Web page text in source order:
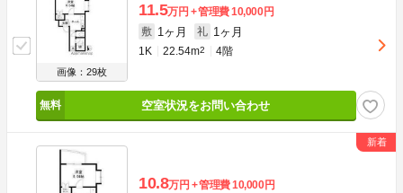
画像：29枚
11.5万円 管理費10,000円
敷 1ヶ月 礼 1ヶ月
1K 22.54m2 4階
空室状況をお問い合わせ
10.8万円 管理費10,000円